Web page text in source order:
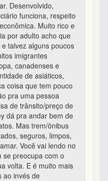
Desenvolvido,
funciona, respeito
Muito rico e
por adulto acho que
talvez alguns poucos
imigrantes
canadenses e
de asiáticos,
coisa que tem pouco
pra uma pessoa
de trânsito/preço de
dá pra andar bem de
Mas trem/ônibus
seguros, limpos,
Você vai lendo no
se preocupa com o
volta. E é muito mais
ao invés de